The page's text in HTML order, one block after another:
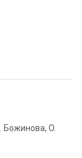
Божинова, О.